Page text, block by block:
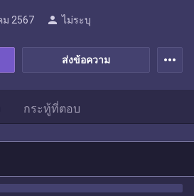
ส่งข้อความ
2567 person ไม่ระบุ
more_horiz
กระทู้ที่ตอบ